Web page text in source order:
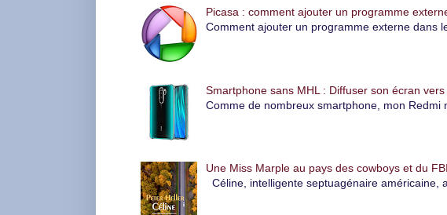
Picasa : comment ajouter un programme
Comment ajouter un programme externe dans
Smartphone sans MHL : Diffuser son écran
Comme de nombreux smartphone, mon Redmi
Une Miss Marple au pays des cowboys et du
Céline, intelligente septuagénaire américaine,